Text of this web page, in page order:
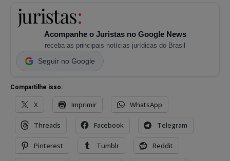
Acompanhe o Juristas no Google News
receba as principais notícias jurídicas do Brasil
Seguir no Google
Compartilhe isso:
X Imprimir WhatsApp
Threads Facebook Telegram
Pinterest Tumblr Reddit